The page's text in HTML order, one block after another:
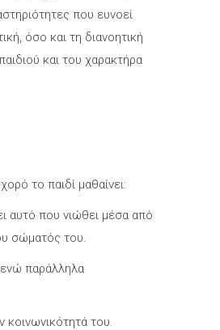
που ευνοεί
όσο και τη διανοητική
και του χαρακτήρα
το παιδί μαθαίνει:
αυτό που νιώθει μέσα από
σώματός του.
ενώ παράλληλα
κοινωνικότητά του.